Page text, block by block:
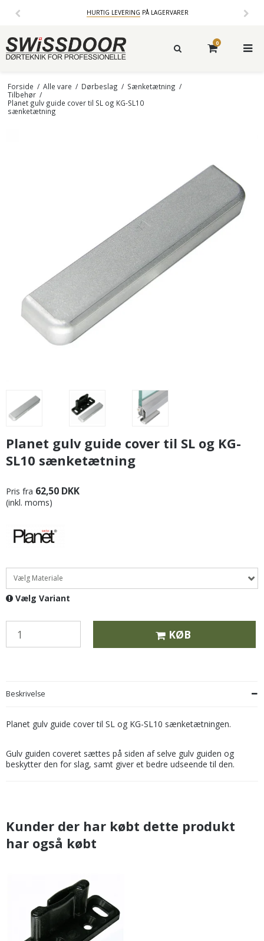
HURTIG LEVERING PÅ LAGERVARER
0
Forside / Alle vare / Dørbeslag / Sænketætning /
Tilbehør /
Planet gulv guide cover til SL og KG-SL10
sænketætning
Planet gulv guide cover til SL og KG-
SL10 sænketætning
Pris fra 62,50 DKK
(inkl. moms)
Vælg Materiale
Vælg Variant
KØB
Beskrivelse
Planet gulv guide cover til SL og KG-SL10 sænketætningen.
Gulv guiden coveret sættes på siden af selve gulv guiden og
beskytter den for slag, samt giver et bedre udseende til den.
Kunder der har købt dette produkt
har også købt